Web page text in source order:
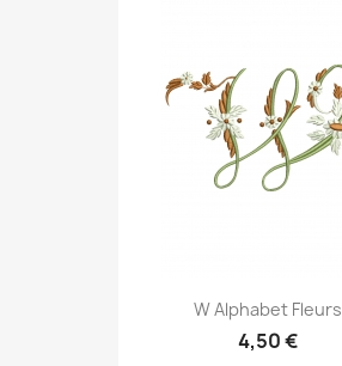
W Alphabet Fleurs
4,50 €